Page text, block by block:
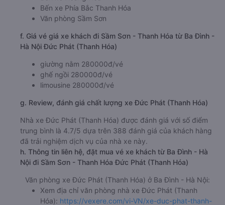
e. Các điểm trả khách của nhà xe Đức Phát (Thanh Hóa)
Bến xe phía Tây Thanh Hóa
Bến xe Hoằng Hóa
Bến xe Phía Bắc Thanh Hóa
f. Giá vé giá xe khách đi Sầm Sơn - Thanh Hóa từ Ba Đình -
Hà Nội Đức Phát (Thanh Hóa)
giường nằm 280000đ/vé
limousine 280000đ/vé
g. Review, đánh giá chất lượng xe Đức Phát (Thanh Hóa)
Nhà xe Đức Phát (Thanh Hóa) được đánh giá với số điểm
trung bình là 4.7/5 dựa trên 388 đánh giá của khách hàng
đã trải nghiệm dịch vụ của nhà xe này.
h. Thông tin liên hệ, đặt mua vé xe khách từ Ba Đình - Hà
Nội đi Sầm Sơn - Thanh Hóa Đức Phát (Thanh Hóa)